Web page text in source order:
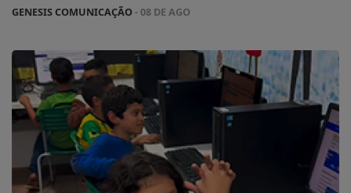
GENESIS COMUNICAÇÃO- 08 DE AGO